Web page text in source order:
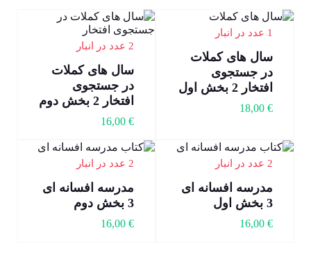
1 عدد در انبار
سال های کملات
در جستجوی
افتخار 2 بخش اول
18,00 €
2 عدد در انبار
سال های کملات
در جستجوی
افتخار 2 بخش دوم
16,00€
2 عدد در انبار
مدرسه افسانه ای
3 بخش اول
16,00 €
2 عدد در انبار
مدرسه افسانه ای
3 بخش دوم
16,00€